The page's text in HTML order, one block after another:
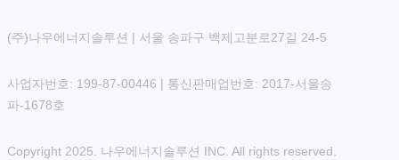
(주)나우에너지솔루션 | 서울 송파구 백제고분로27길 24-5
사업자번호: 199-87-00446 | 통신판매업번호: 2017-서울송
파-1678호
Copyright 2025. 나우에너지솔루션 INC. All rights reserved.